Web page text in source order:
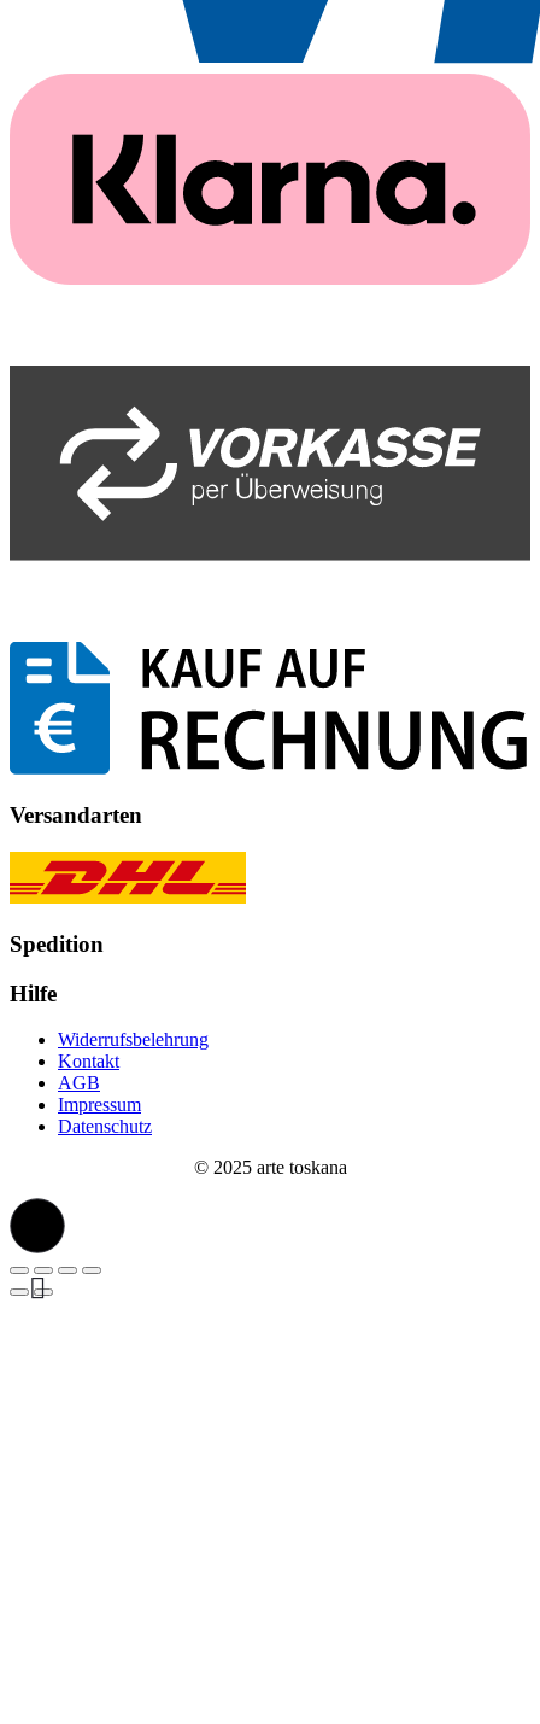
Versandarten
Spedition
Hilfe
Widerrufsbelehrung
Kontakt
AGB
Impressum
Datenschutz
© 2025 arte toskana